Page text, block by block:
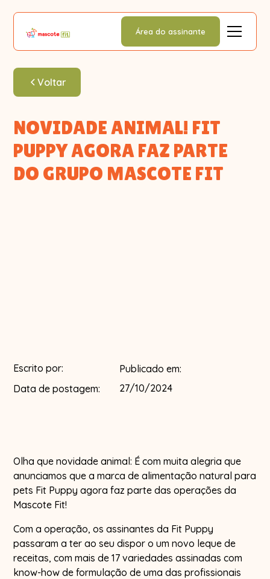
Área do assinante
Voltar
NOVIDADE ANIMAL! FIT
PUPPY AGORA FAZ PARTE
DO GRUPO MASCOTE FIT
Escrito por:
Data de postagem:
Publicado em:
27/10/2024
Olha que novidade animal: É com muita alegria que
anunciamos que a marca de alimentação natural para
pets Fit Puppy agora faz parte das operações da
Mascote Fit!
Com a operação, os assinantes da Fit Puppy
passaram a ter ao seu dispor o um novo leque de
receitas, com mais de 17 variedades assinadas com
know-how de formulação de uma das profissionais